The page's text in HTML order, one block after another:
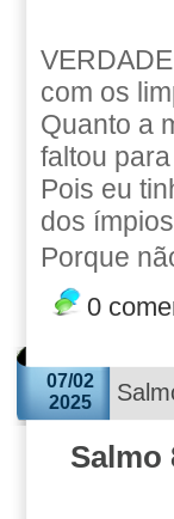
com os
Quanto a
faltou
Pois eu
dos
Porque
0
07/02
2025
Salmo